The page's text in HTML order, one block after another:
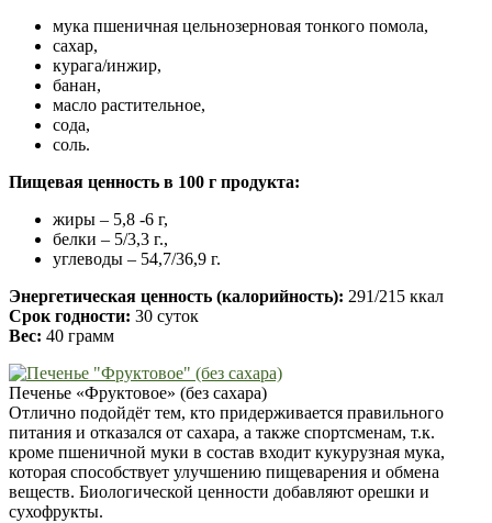
мука пшеничная цельнозерновая тонкого помола,
сахар,
курага/инжир,
банан,
масло растительное,
сода,
соль.
Пищевая ценность в 100 г продукта:
жиры – 5,8 -6 г,
белки – 5/3,3 г.,
углеводы – 54,7/36,9 г.
Энергетическая ценность (калорийность): 291/215 ккал
Срок годности: 30 суток
Вес: 40 грамм
Печенье «Фруктовое» (без сахара)
Отлично подойдёт тем, кто придерживается правильного
питания и отказался от сахара, а также спортсменам, т.к.
кроме пшеничной муки в состав входит кукурузная мука,
которая способствует улучшению пищеварения и обмена
веществ. Биологической ценности добавляют орешки и
сухофрукты.